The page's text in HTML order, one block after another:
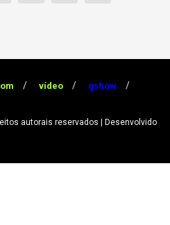
vídeo
gshow
autorais reservados | Desenvolvido